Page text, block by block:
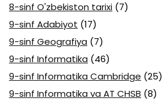
8-sinf O'zbekiston tarixi (7)
9-sinf Adabiyot (17)
9-sinf Geografiya (7)
9-sinf Informatika (46)
9-sinf Informatika Cambridge (25)
9-sinf Informatika va AT CHSB (8)